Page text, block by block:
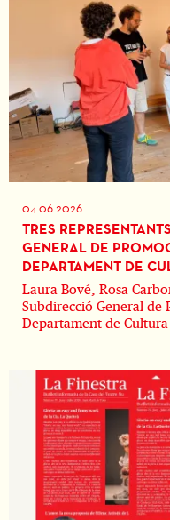
04.06.2026
TRES
GENERAL DE
DEPARTAMENT DE
Laura Bové, Rosa
Subdirecció General de
Departament de